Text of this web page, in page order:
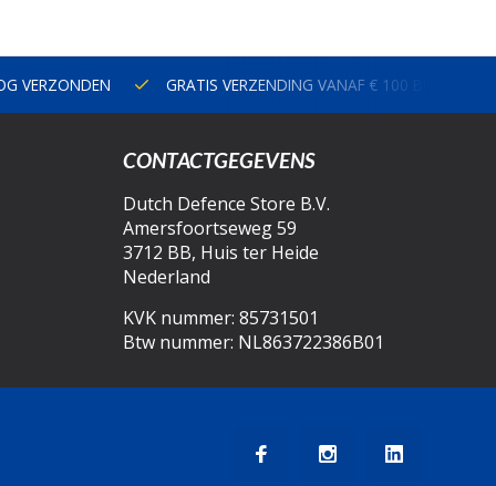
VERZONDEN GRATIS VERZENDING VANAF € 100 BINNEN
CONTACTGEGEVENS
Dutch Defence Store B.V.
Amersfoortseweg 59
3712 BB, Huis ter Heide
Nederland
KVK nummer: 85731501
Btw nummer: NL863722386B01